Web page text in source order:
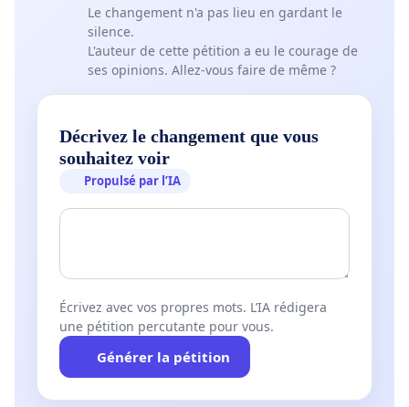
Le changement n'a pas lieu en gardant le
silence.
L'auteur de cette pétition a eu le courage de
ses opinions. Allez-vous faire de même ?
Décrivez le changement que vous
souhaitez voir
Propulsé par l’IA
Écrivez avec vos propres mots. L’IA rédigera
une pétition percutante pour vous.
Générer la pétition